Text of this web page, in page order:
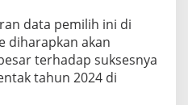
data pemilih ini di
diharapkan akan
terhadap suksesnya
tahun 2024 di